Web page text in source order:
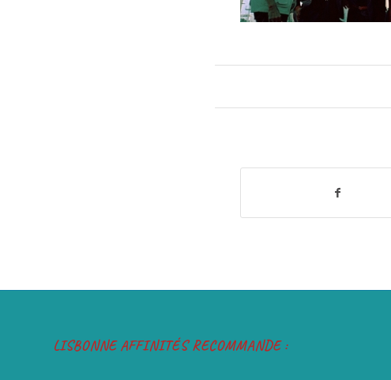
LISBONNE AFFINITÉS RECOMMANDE :